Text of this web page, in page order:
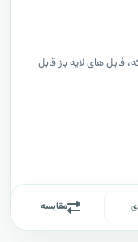
های لایه باز قابل
مقایسه